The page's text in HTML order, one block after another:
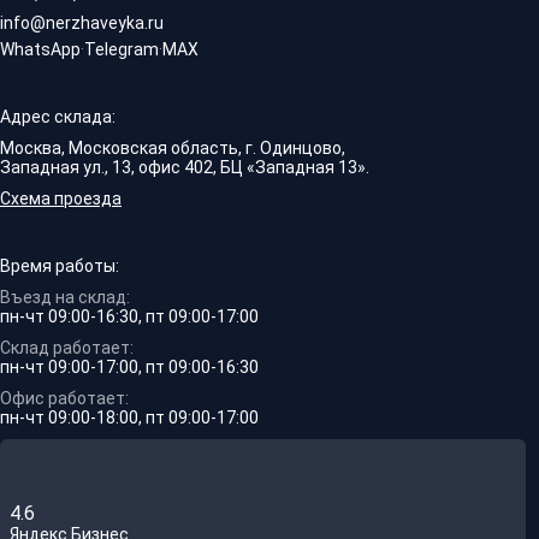
info@nerzhaveyka.ru
WhatsApp·Telegram·MAX
Адрес склада:
Москва, Московская область, г. Одинцово,
Западная ул., 13, офис 402, БЦ «Западная 13».
Схема проезда
Время работы:
Въезд на склад:
пн-чт 09:00-16:30, пт 09:00-17:00
Склад работает:
пн-чт 09:00-17:00, пт 09:00-16:30
Офис работает:
пн-чт 09:00-18:00, пт 09:00-17:00
4.6
Яндекс.Бизнес